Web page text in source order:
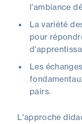
l'ambiance
La variété
pour
Les
pairs.
L'approche